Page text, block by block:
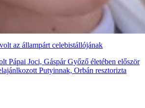
az állampárt celebistállójának
Pápai Joci, Gáspár Győző életében először
Putyinnak, Orbán resztorizta